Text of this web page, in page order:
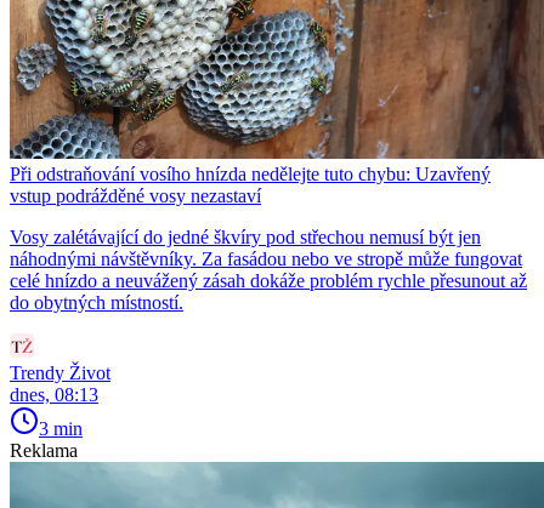
Při odstraňování vosího hnízda nedělejte tuto chybu: Uzavřený
vstup podrážděné vosy nezastaví
Vosy zalétávající do jedné škvíry pod střechou nemusí být jen
náhodnými návštěvníky. Za fasádou nebo ve stropě může fungovat
celé hnízdo a neuvážený zásah dokáže problém rychle přesunout až
do obytných místností.
Trendy Život
dnes, 08:13
3 min
Reklama